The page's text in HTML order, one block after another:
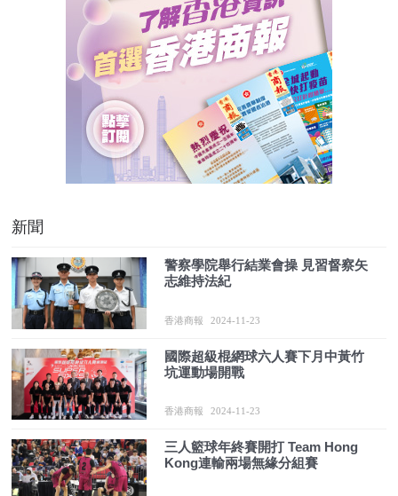
新聞
警察學院舉行結業會操 見習督察矢
志維持法紀
香港商報 2024-11-23
國際超級棍網球六人賽下月中黃竹
坑運動場開戰
香港商報 2024-11-23
三人籃球年終賽開打 Team Hong
Kong連輸兩場無緣分組賽